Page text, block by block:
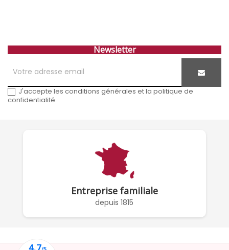
Newsletter
J'accepte les conditions générales et la politique de
confidentialité
Entreprise familiale
depuis 1815